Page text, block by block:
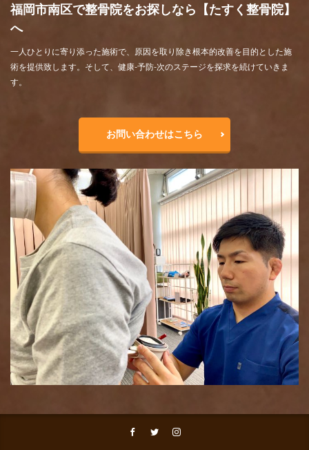
福岡市南区で整骨院をお探しなら【たすく整骨院】
へ
一人ひとりに寄り添った施術で、原因を取り除き根本的改善を目的とした施
術を提供致します。そして、健康-予防-次のステージを探求を続けていきま
す。
お問い合わせはこちら